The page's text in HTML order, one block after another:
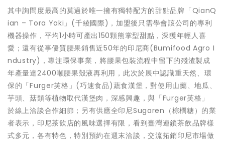
其中詢問度最高的莫過於唯一擁有獨特配方的甜點品牌「QianQ
ian – Tora Yaki」(千綾國際)，加盟後只需學會該公司的專利
機器操作，平均1小時可產出150顆熊掌型甜點，深獲年輕人喜
愛；還有從事優質腰果銷售近50年的印尼商(Bumifood Agro I
ndustry)，專注環保事業，將腰果包裝流程中留下的殘渣製成
年產量達2400噸腰果殼液再利用，此次於展中認識重天然、環
保的「Furger芙格」(巧速食品)蔬食漢堡，對使用山藥、地瓜、
芋頭、菇類等植物取代漢堡肉，深感興趣，與「Furger芙格」
於線上洽談合作細節；另有供應全印尼Sugaren（棕櫚糖）的業
者表示，印尼茶飲店的風味選擇有限，看到臺灣連鎖茶飲品牌樣
式多元，各有特色，特別預約在週末洽談，交流拓銷印尼市場做